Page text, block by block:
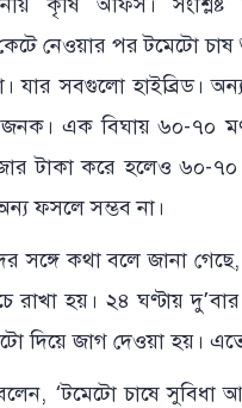
নেওয়ার পর টমেটো
যার সবগুলো হাইব্রিড।
এক বিঘায় ৬০-৭০
টাকা করে হলেও ৬০-৭০
ফসলে সম্ভব না।
সঙ্গে কথা বলে জানা
রাখা হয়। ২৪ ঘণ্টায়
দিয়ে জাগ দেওয়া হয়।
‘টমেটো চাষে সুবিধা